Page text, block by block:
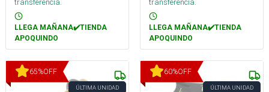
LLEGA MAÑANA✔️TIENDA
APOQUINDO
LLEGA MAÑANA✔️TIENDA
APOQUINDO
65%OFF
ÚLTIMA UNIDAD
60%OFF
ÚLTIMA UNIDAD